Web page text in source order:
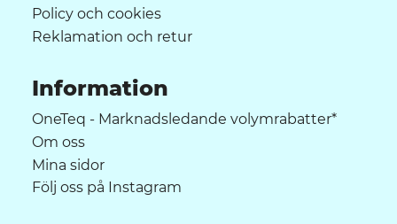
Policy och cookies
Reklamation och retur
Information
OneTeq - Marknadsledande volymrabatter*
Om oss
Mina sidor
Följ oss på Instagram